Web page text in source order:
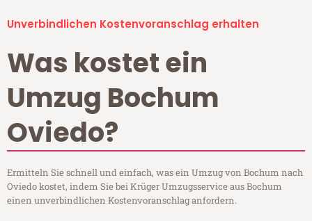
Unverbindlichen Kostenvoranschlag erhalten
Was kostet ein
Umzug Bochum
Oviedo?
Ermitteln Sie schnell und einfach, was ein Umzug von Bochum nach
Oviedo kostet, indem Sie bei Krüger Umzugsservice aus Bochum
einen unverbindlichen Kostenvoranschlag anfordern.